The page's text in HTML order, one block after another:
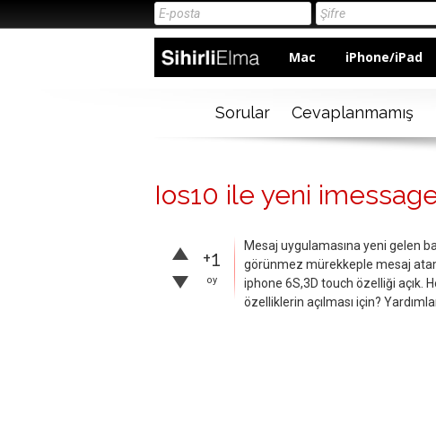
Mac iPhone/iPad
Sorular Cevaplanmamış
Ios10 ile yeni
+1
oy
Mesaj uygulamasına yeni gelen
görünmez mürekkeple mesaj
iphone 6S,3D touch özelliği açık.
özelliklerin açılması için?